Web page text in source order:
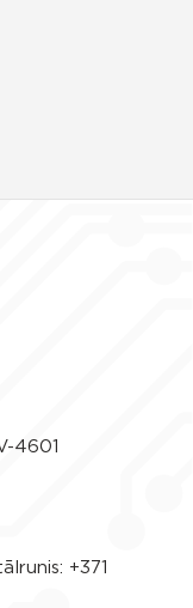
4601
+371